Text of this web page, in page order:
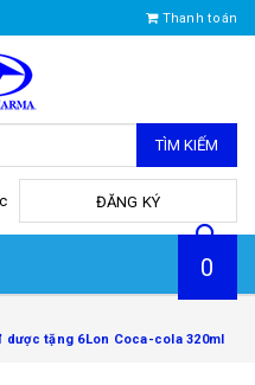
Thanh toán
TÌM KIẾM
ĐĂNG KÝ
0
dược tặng 6Lon Coca-cola 320ml